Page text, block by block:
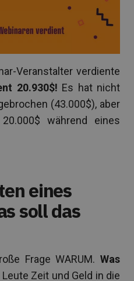
Veranstalter verdiente
20.930$! Es hat nicht
(43.000$), aber
während eines
eines
soll das
Frage WARUM.Was
Zeit und Geld in die